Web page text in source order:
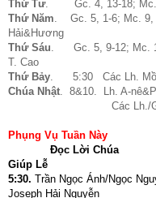
Thứ Tư. Gc. 4, 13-18; Mc.
Thứ Năm. Gc. 5, 1-6; Mc.
Hải&Hương
Thứ Sáu. Gc. 5, 9-12; Mc.
T. Cao
Thứ Bảy. 5:30 Các Lh. Mồ
Chúa Nhật. 8&10. Lh. A-
Các Lh./Gđ. Bà
Phụng Vụ Tuần Này
Đọc Lời Chúa
Giúp Lễ
5:30. Trần Ngọc Ánh/
Joseph Hải Nguyễn